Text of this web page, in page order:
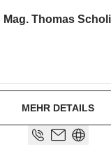
Mag. Thomas
MEHR DETAILS